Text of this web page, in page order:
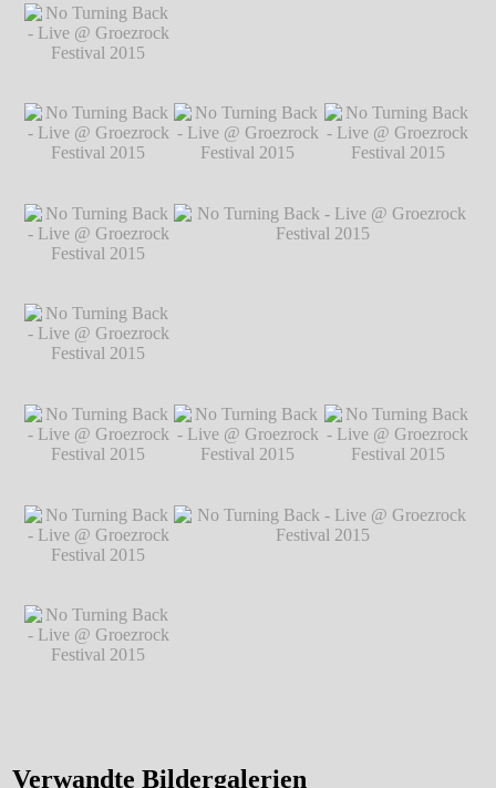
No Turning Back -
Live @ Groezrock
Festival 2015℗
No Turning Back -
Live @ Groezrock
Festival 2015℗
No Turning Back - Live @ Groezrock
Festival 2015℗ Markus Hillgärtner
No Turning Back -
Live @ Groezrock
Festival 2015℗
No Turning Back -
Live @ Groezrock
No Turning Back -
Live @ Groezrock
No Turning Back -
Live @ Groezrock
Festival 2015℗
No Turning Back -
Live @ Groezrock
Festival 2015℗
No Turning Back - Live @ Groezrock
Festival 2015℗ Markus Hillgärtner
No Turning Back -
Live @ Groezrock
Festival 2015℗
No Turning Back -
Live @ Groezrock
No Turning Back -
Live @ Groezrock
No Turning Back -
Live @ Groezrock
Festival 2015℗
Markus Hillgärtner
Verwandte Bildergalerien